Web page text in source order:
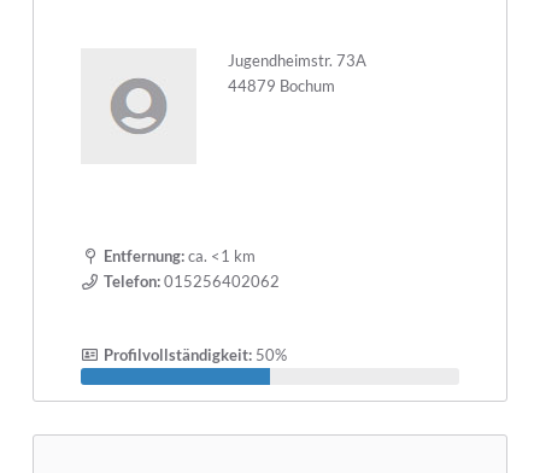
Jugendheimstr. 73A
44879 Bochum
Entfernung:ca. <1 km
Telefon:015256402062
Profilvollständigkeit:50%